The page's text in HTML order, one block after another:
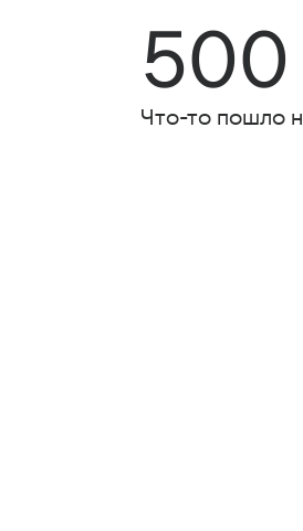
500
Что-то пошло